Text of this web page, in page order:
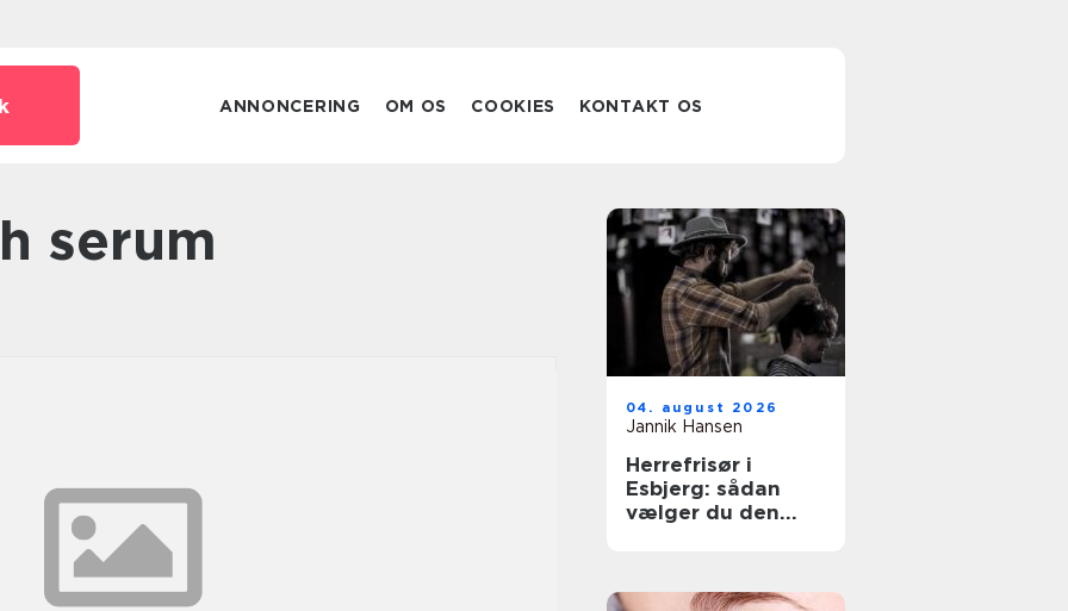
ANNONCERING OM OS COOKIES KONTAKT OS
serum
04. august 2026
Jannik Hansen
Herrefrisør i
Esbjerg: sådan
vælger du den